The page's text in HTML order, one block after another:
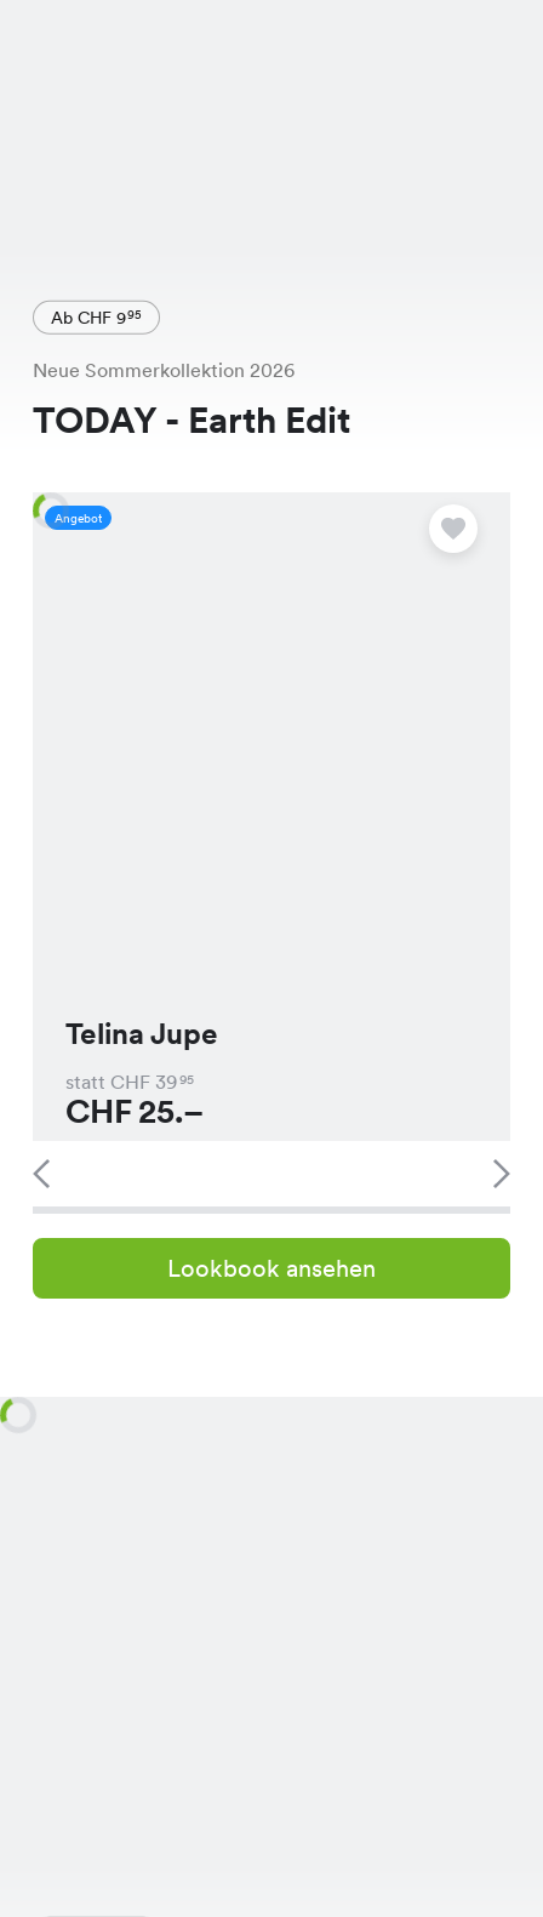
Ab CHF 995
Neue Sommerkollektion 2026
TODAY - Earth Edit
Angebot
Telina Jupe
statt CHF 3995
CHF25.–
Lookbook ansehen